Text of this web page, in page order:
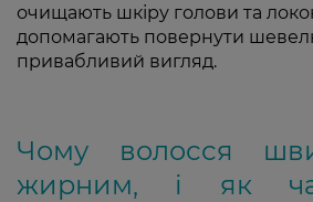
очищають шкіру голови та
допомагають повернути
привабливий вигляд.
Чому волосся
жирним, і як